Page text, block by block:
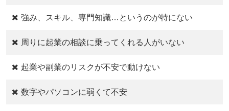
強み、スキル、専門知識…というのが特にない
周りに起業の相談に乗ってくれる人がいない
起業や副業のリスクが不安で動けない
数字やパソコンに弱くて不安